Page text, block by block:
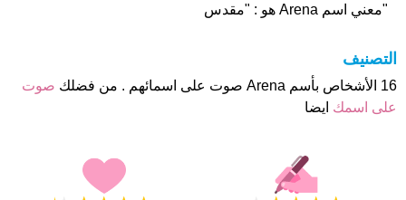
"معني اسم Arena هو : "مقدس
التصنيف
16 الأشخاص بأسم Arena صوت على اسمائهم . من فضلك
صوت
على اسمك ايضا